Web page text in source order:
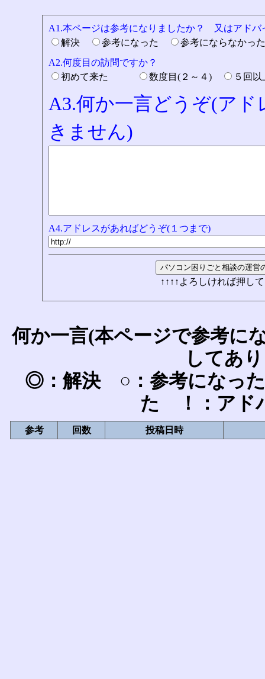
A1.本ページは参考になりましたか？ 又はアドバ
解決
参考になった
参考にならなか
A2.何度目の訪問ですか？
初めて来た
数度目(２～４) ５回
A3.何か一言どうぞ(ア
きません)
A4.アドレスがあればどうぞ(１つまで)
↑↑↑↑よろしければ押し
何か一言(本ページで参考に
してあ
◎：解決 ○：参考になっ
た ！：アド
参考 回数 投稿日時